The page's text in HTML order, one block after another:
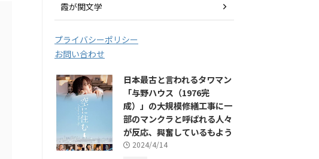
霞が関文学
プライバシーポリシー
お問い合わせ
日本最古と言われるタワマン
「与野ハウス（1976完
成）」の大規模修繕工事に一
部のマンクラと呼ばれる人々
が反応、興奮しているもよう
2024/4/14